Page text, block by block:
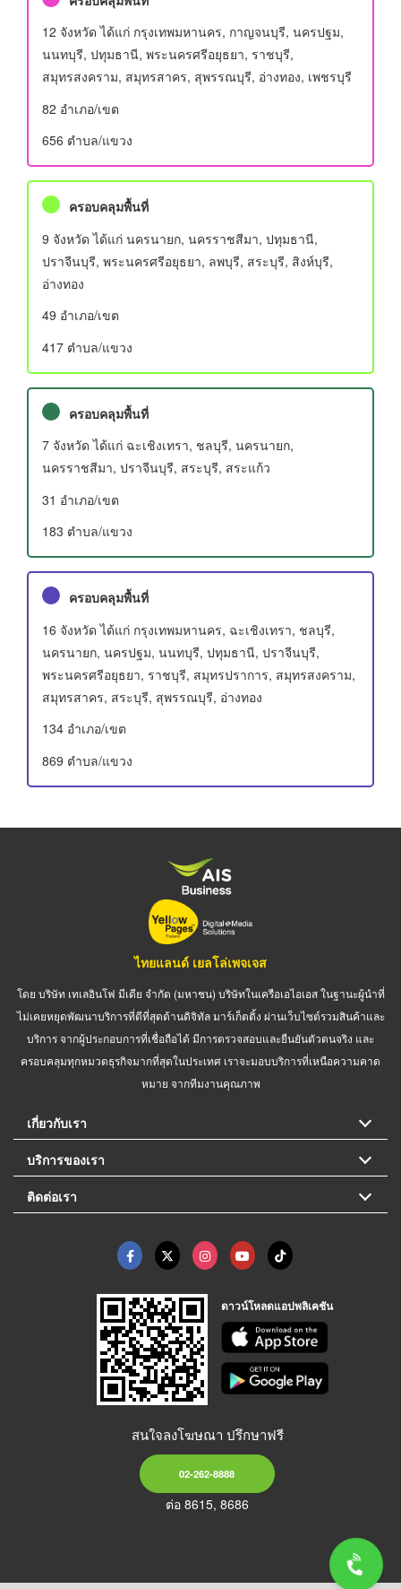
12 จังหวัด ได้แก่ กรุงเทพมหานคร, กาญจนบุรี, นครปฐม,
นนทบุรี, ปทุมธานี, พระนครศรีอยุธยา, ราชบุรี,
สมุทรสงคราม, สมุทรสาคร, สุพรรณบุรี, อ่างทอง, เพชรบุรี
82 อําเภอ/เขต
656 ตำบล/แขวง
ครอบคลุมพื้นที่
9 จังหวัด ได้แก่ นครนายก, นครราชสีมา, ปทุมธานี,
ปราจีนบุรี, พระนครศรีอยุธยา, ลพบุรี, สระบุรี, สิงห์บุรี,
อ่างทอง
49 อําเภอ/เขต
417 ตำบล/แขวง
ครอบคลุมพื้นที่
7 จังหวัด ได้แก่ ฉะเชิงเทรา, ชลบุรี, นครนายก,
นครราชสีมา, ปราจีนบุรี, สระบุรี, สระแก้ว
31 อําเภอ/เขต
183 ตำบล/แขวง
ครอบคลุมพื้นที่
16 จังหวัด ได้แก่ กรุงเทพมหานคร, ฉะเชิงเทรา, ชลบุรี,
นครนายก, นครปฐม, นนทบุรี, ปทุมธานี, ปราจีนบุรี,
พระนครศรีอยุธยา, ราชบุรี, สมุทรปราการ, สมุทรสงคราม,
สมุทรสาคร, สระบุรี, สุพรรณบุรี, อ่างทอง
134 อําเภอ/เขต
869 ตำบล/แขวง
ไทยแลนด์ เยลโล่เพจเจส
โดย บริษัท เทเลอินโฟ มีเดีย จำกัด (มหาชน) บริษัทในเครือเอไอเอส ในฐานะผู้นำที่
ไม่เคยหยุดพัฒนาบริการที่ดีที่สุดด้านดิจิทัล มาร์เก็ตติ้ง ผ่านเว็บไซต์รวมสินค้าและ
บริการ จากผู้ประกอบการที่เชื่อถือได้ มีการตรวจสอบและยืนยันตัวตนจริง และ
ครอบคลุมทุกหมวดธุรกิจมากที่สุดในประเทศ เราจะมอบบริการที่เหนือความคาด
หมาย จากทีมงานคุณภาพ
เกี่ยวกับเรา
บริการของเรา
ติดต่อเรา
ดาวน์โหลดแอปพลิเคชัน
สนใจลงโฆษณา ปรึกษาฟรี
02-262-8888
ต่อ 8615, 8686